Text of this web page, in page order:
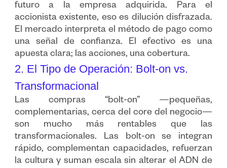
futuro a la empresa adquirida. Para el
accionista existente, eso es dilución disfrazada.
El mercado interpreta el método de pago como
una señal de confianza. El efectivo es una
apuesta clara; las acciones, una cobertura.
2. El Tipo de Operación: Bolt-on vs.
Transformacional
Las compras “bolt-on” —pequeñas,
complementarias, cerca del core del negocio—
son mucho más rentables que las
transformacionales. Las bolt-on se integran
rápido, complementan capacidades, refuerzan
la cultura y suman escala sin alterar el ADN de